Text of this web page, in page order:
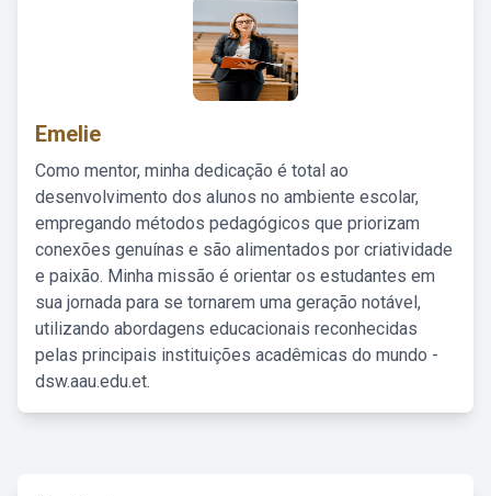
Emelie
Como mentor, minha dedicação é total ao
desenvolvimento dos alunos no ambiente escolar,
empregando métodos pedagógicos que priorizam
conexões genuínas e são alimentados por criatividade
e paixão. Minha missão é orientar os estudantes em
sua jornada para se tornarem uma geração notável,
utilizando abordagens educacionais reconhecidas
pelas principais instituições acadêmicas do mundo -
dsw.aau.edu.et.